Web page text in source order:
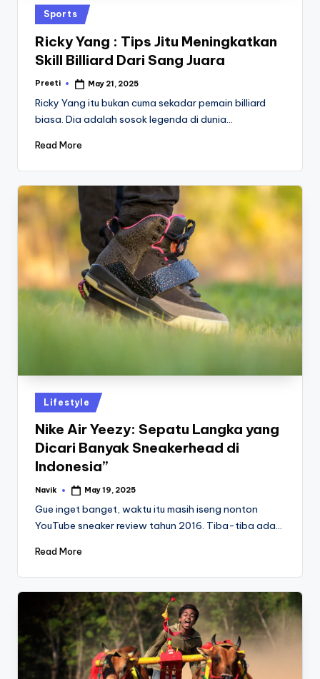
Posted
in
Sports
Ricky Yang : Tips Jitu Meningkatkan
Skill Billiard Dari Sang Juara
Posted
Preeti May 21, 2025
Ricky Yang itu bukan cuma sekadar pemain billiard
biasa. Dia adalah sosok legenda di dunia…
Read More
Posted
in
Lifestyle
Nike Air Yeezy: Sepatu Langka yang
Dicari Banyak Sneakerhead di
Indonesia”
Posted
Navik May 19, 2025
Gue inget banget, waktu itu masih iseng nonton
YouTube sneaker review tahun 2016. Tiba-tiba ada…
Read More